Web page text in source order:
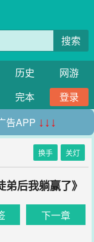
搜索
历史
网游
完本
登录
告APP ↓↓↓
换手 关灯
后我躺赢了》
下一章